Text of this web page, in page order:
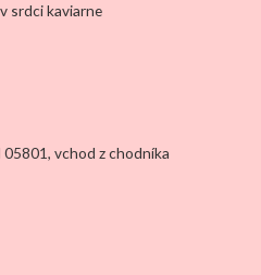
srdci kaviarne
vchod z chodníka